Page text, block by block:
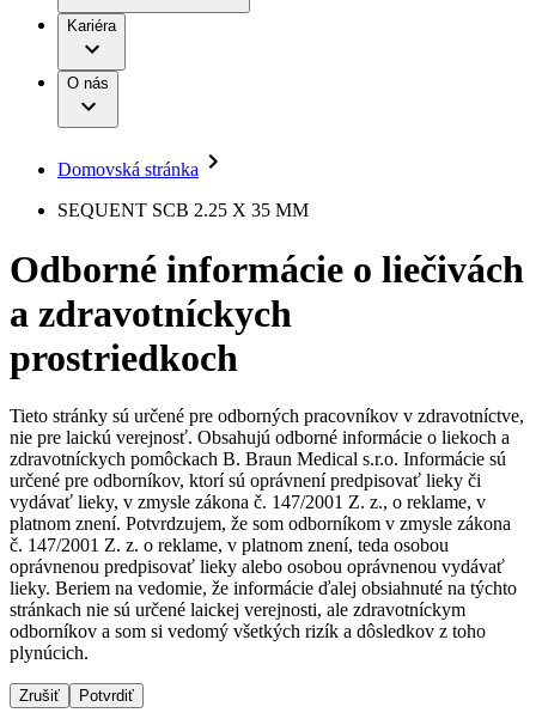
Terapie
Kontinencia a urológia
Liečba bolesti
Miniinvazívna chirurgia
Nutričná terapia
Onkológia
Ortopédia
Prevencia a kontrola infekcií
Spinálna chirurgia
Starostlivosť o rany
Uzatváranie rán
Riešenia
Terapie
B. Braun Avitum
Ochorenia
Služby pre pacientov
Dialyzačné strediská
B. Braun Avitum poskytuje kvalitnú dialyzačnú starostlivosť
vo všetkých svojich strediskách na Slovensku. Viac
informácií nájdete na stránke jednotlivých stredísk.
Práca a kariéra
Naša kultúra
Vaša príležitosť
Nájdite si prácu u nás​
Objavte svoje kariérne príležitosti ​v B. Braun. Vyhľadajte náš
trh práce​ pre zaujímavé pozície na Slovensku.​
Zodpovednosť
Médiá
Tlačové správy
Kontakt
Kontaktný formulár
Spoločnosť
Médiá
Kontakt
Kariéra
O nás
Domovská stránka
SEQUENT SCB 2.25 X 35 MM
Odborné informácie o liečivách
a zdravotníckych
prostriedkoch
Tieto stránky sú určené pre odborných pracovníkov v zdravotníctve,
nie pre laickú verejnosť. Obsahujú odborné informácie o liekoch a
zdravotníckych pomôckach B. Braun Medical s.r.o. Informácie sú
určené pre odborníkov, ktorí sú oprávnení predpisovať lieky či
vydávať lieky, v zmysle zákona č. 147/2001 Z. z., o reklame, v
platnom znení. Potvrdzujem, že som odborníkom v zmysle zákona
č. 147/2001 Z. z. o reklame, v platnom znení, teda osobou
oprávnenou predpisovať lieky alebo osobou oprávnenou vydávať
lieky. Beriem na vedomie, že informácie ďalej obsiahnuté na týchto
stránkach nie sú určené laickej verejnosti, ale zdravotníckym
odborníkov a som si vedomý všetkých rizík a dôsledkov z toho
plynúcich.
Zrušiť Potvrdiť